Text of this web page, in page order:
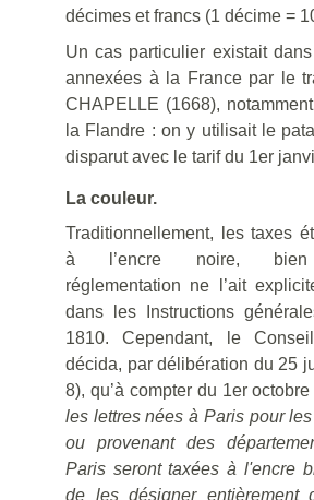
décimes et francs (1 décime =
Un cas particulier existait
annexées à la France par le
CHAPELLE (1668),
la Flandre : on y utilisait le
disparut avec le tarif du 1er
La couleur.
Traditionnellement, les taxes
à l’encre noire, bien
réglementation ne l’ait
dans les Instructions
1810. Cependant, le
décida, par délibération du 25
8), qu’à compter du 1er
les lettres nées à Paris pour
ou provenant des
Paris seront taxées à l'encre
de les désigner entièrement